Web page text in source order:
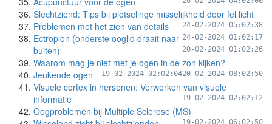
Slechtziend: Tips bij plotselinge misselijkheid door fel licht
24-02-2024 05:02:38
Problemen met het zien van details
24-02-2024 01:02:17
Ectropion (onderste ooglid draait naar
buiten)
20-02-2024 01:02:26
Waarom mag je niet met je ogen in de zon kijken?
20-02-2024 08:02:50
Jeukende ogen 19-02-2024 02:02:04
Visuele cortex in hersenen: Verwerken van visuele
informatie
19-02-2024 02:02:12
Oogproblemen bij Multiple Sclerose (MS)
19-02-2024 06:02:50